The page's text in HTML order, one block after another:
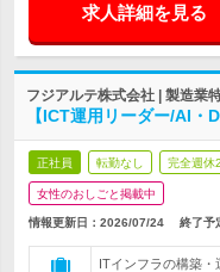
求人詳細を見る
フジアルテ株式会社 | 製造業
【ICT運用リーダー/AI・
正社員 転勤なし 完全週休
女性のおしごと掲載中
情報更新日：2026/07/24 終了予
ITインフラの構築・